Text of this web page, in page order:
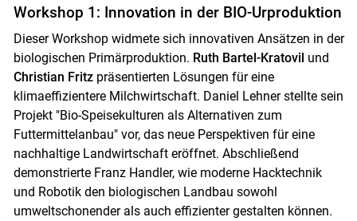
Workshop 1: Innovation in der BIO-Urproduktion
Dieser Workshop widmete sich innovativen Ansätzen in der
biologischen Primärproduktion. Ruth Bartel-Kratovil und
Christian Fritzpräsentierten Lösungen für eine
klimaeffizientere Milchwirtschaft. Daniel Lehner stellte sein
Projekt "Bio-Speisekulturen als Alternativen zum
Futtermittelanbau" vor, das neue Perspektiven für eine
nachhaltige Landwirtschaft eröffnet. Abschließend
demonstrierte Franz Handler, wie moderne Hacktechnik
und Robotik den biologischen Landbau sowohl
umweltschonender als auch effizienter gestalten können.